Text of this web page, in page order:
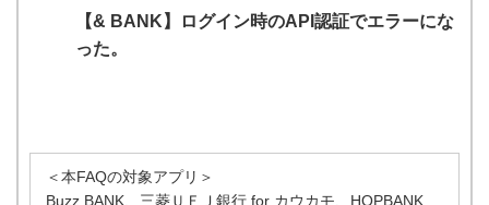
【& BANK】ログイン時のAPI認証でエラーにな
った。
＜本FAQの対象アプリ＞
Buzz BANK、三菱ＵＦＪ銀行 for カウカモ、HOPBANK